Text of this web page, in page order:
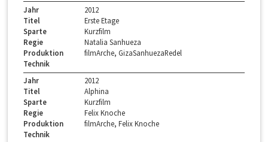
Jahr
2012
Titel
Erste Etage
Sparte
Kurzfilm
Regie
Natalia Sanhueza
Produktion
filmArche, GizaSanhuezaRedel
Technik
Jahr
2012
Titel
Alphina
Sparte
Kurzfilm
Regie
Felix Knoche
Produktion
filmArche, Felix Knoche
Technik